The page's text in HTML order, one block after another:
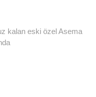
kalan eski özel Asema